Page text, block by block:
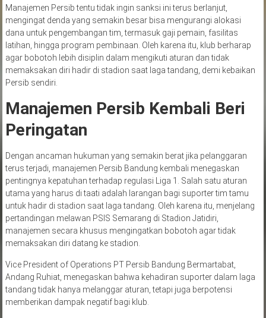
Manajemen Persib tentu tidak ingin sanksi ini terus berlanjut,
mengingat denda yang semakin besar bisa mengurangi alokasi
dana untuk pengembangan tim, termasuk gaji pemain, fasilitas
latihan, hingga program pembinaan. Oleh karena itu, klub berharap
agar bobotoh lebih disiplin dalam mengikuti aturan dan tidak
memaksakan diri hadir di stadion saat laga tandang, demi kebaikan
Persib sendiri.
Manajemen Persib Kembali Beri
Peringatan
Dengan ancaman hukuman yang semakin berat jika pelanggaran
terus terjadi, manajemen Persib Bandung kembali menegaskan
pentingnya kepatuhan terhadap regulasi Liga 1. Salah satu aturan
utama yang harus di taati adalah larangan bagi suporter tim tamu
untuk hadir di stadion saat laga tandang. Oleh karena itu, menjelang
pertandingan melawan PSIS Semarang di Stadion Jatidiri,
manajemen secara khusus mengingatkan bobotoh agar tidak
memaksakan diri datang ke stadion.
Vice President of Operations PT Persib Bandung Bermartabat,
Andang Ruhiat, menegaskan bahwa kehadiran suporter dalam laga
tandang tidak hanya melanggar aturan, tetapi juga berpotensi
memberikan dampak negatif bagi klub.